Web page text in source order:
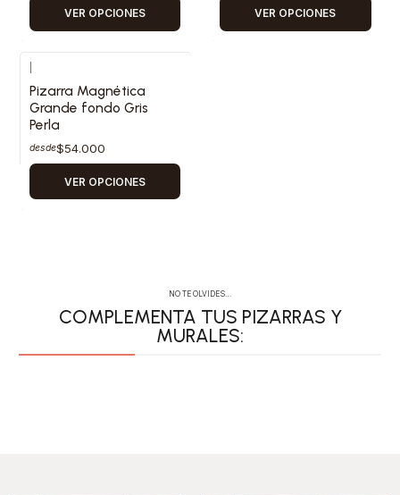
VER OPCIONES VER OPCIONES
Pizarra Magnética
Grande fondo Gris
Perla
desde$54.000
VER OPCIONES
NO TE OLVIDES…
COMPLEMENTA TUS PIZARRAS Y
MURALES: